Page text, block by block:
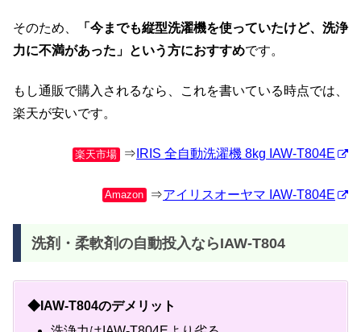
そのため、
「今までも縦型洗濯機を使っていたけど、洗浄
力に不満があった」という方におすすめです。
もし通販で購入されるなら、これを書いている時点では、
楽天が安いです。
楽天市場 ⇒ IRIS 全自動洗濯機 8kg IAW-T804E
Amazon ⇒アイリスオーヤマ IAW-T804E
洗剤・柔軟剤の自動投入ならIAW-T804
◆IAW-T804のデメリット